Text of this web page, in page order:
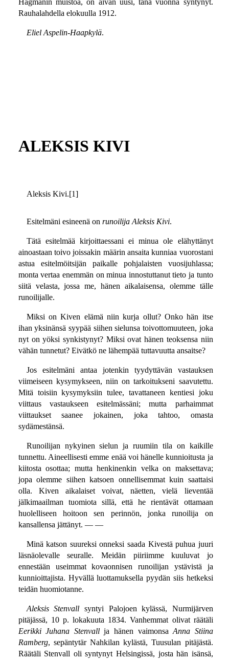
Hagmanin muistoa, on aivan uusi, tänä vuonna syntynyt.
Rauhalahdella elokuulla 1912.
Eliel Aspelin-Haapkylä.
ALEKSIS KIVI
Aleksis Kivi.[1]
Esitelmäni esineenä on runoilija Aleksis Kivi.
Tätä esitelmää kirjoittaessani ei minua ole elähyttänyt
ainoastaan toivo joissakin määrin ansaita kunniaa vuorostani
astua esitelmöitsijän paikalle pohjalaisten vuosijuhlassa;
monta vertaa enemmän on minua innostuttanut tieto ja tunto
siitä velasta, jossa me, hänen aikalaisensa, olemme tälle
runoilijalle.
Miksi on Kiven elämä niin kurja ollut? Onko hän itse
ihan yksinänsä syypää siihen sielunsa toivottomuuteen, joka
nyt on yöksi synkistynyt? Miksi ovat hänen teoksensa niin
vähän tunnetut? Eivätkö ne lähempää tuttavuutta ansaitse?
Jos esitelmäni antaa jotenkin tyydyttävän vastauksen
viimeiseen kysymykseen, niin on tarkoitukseni saavutettu.
Mitä toisiin kysymyksiin tulee, tavattaneen kentiesi joku
viittaus vastaukseen esitelmässäni; mutta parhaimmat
viittaukset saanee jokainen, joka tahtoo, omasta
sydämestänsä.
Runoilijan nykyinen sielun ja ruumiin tila on kaikille
tunnettu. Aineellisesti emme enää voi hänelle kunnioitusta ja
kiitosta osottaa; mutta henkinenkin velka on maksettava;
jopa olemme siihen katsoen onnellisemmat kuin saattaisi
olla. Kiven aikalaiset voivat, näetten, vielä lieventää
jälkimaailman tuomiota sillä, että he rientävät ottamaan
huolelliseen hoitoon sen perinnön, jonka runoilija on
kansallensa jättänyt. — —
Minä katson suureksi onneksi saada Kivestä puhua juuri
läsnäolevalle seuralle. Meidän piiriimme kuuluvat jo
ennestään useimmat kovaonnisen runoilijan ystävistä ja
kunnioittajista. Hyvällä luottamuksella pyydän siis hetkeksi
teidän huomiotanne.
Aleksis Stenvall syntyi Palojoen kylässä, Nurmijärven
pitäjässä, 10 p. lokakuuta 1834. Vanhemmat olivat räätäli
Eerikki Juhana Stenvallja hänen vaimonsaAnna Stiina
Ramberg, sepäntytär Nahkilan kylästä, Tuusulan pitäjästä.
Räätäli Stenvall oli syntynyt Helsingissä, josta hän isänsä,